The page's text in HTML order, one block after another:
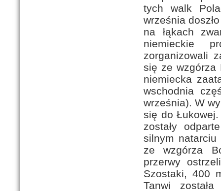
tych walk
września
na łąkach
niemieckie
zorganizowali
się ze wzgórza
niemiecka
wschodnia
września). W
się do Łukowej.
zostały
silnym natarciu
ze wzgórza
przerwy
Szostaki, 400
Tanwi